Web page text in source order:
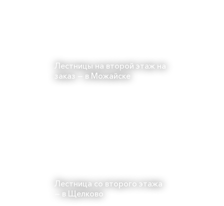
Лестницы на второй этаж на
заказ — в Можайске
Лестница со второго этажа
— в Щелково